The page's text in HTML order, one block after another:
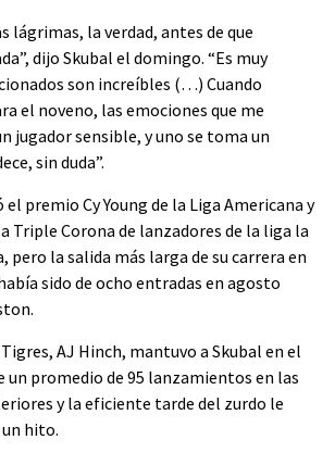
lágrimas, la verdad, antes de que
dijo Skubal el domingo. “Es muy
son increíbles (…) Cuando
el noveno, las emociones que me
jugador sensible, y uno se toma un
sin duda”.
el premio Cy Young de la Liga Americana y
Triple Corona de lanzadores de la liga la
pero la salida más larga de su carrera en
sido de ocho entradas en agosto
AJ Hinch, mantuvo a Skubal en el
promedio de 95 lanzamientos en las
y la eficiente tarde del zurdo le
hito.